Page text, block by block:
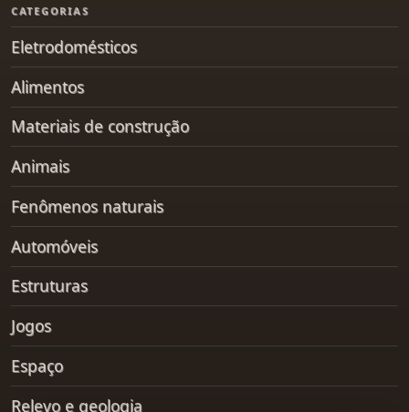
CATEGORIAS
Eletrodomésticos
Alimentos
Materiais de construção
Animais
Fenômenos naturais
Automóveis
Estruturas
Jogos
Espaço
Relevo e geologia